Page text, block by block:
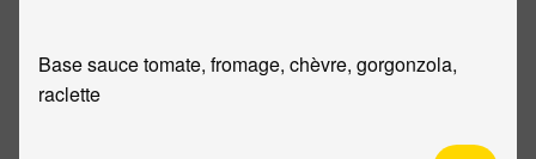
Base sauce tomate, fromage, chèvre, gorgonzola,
raclette